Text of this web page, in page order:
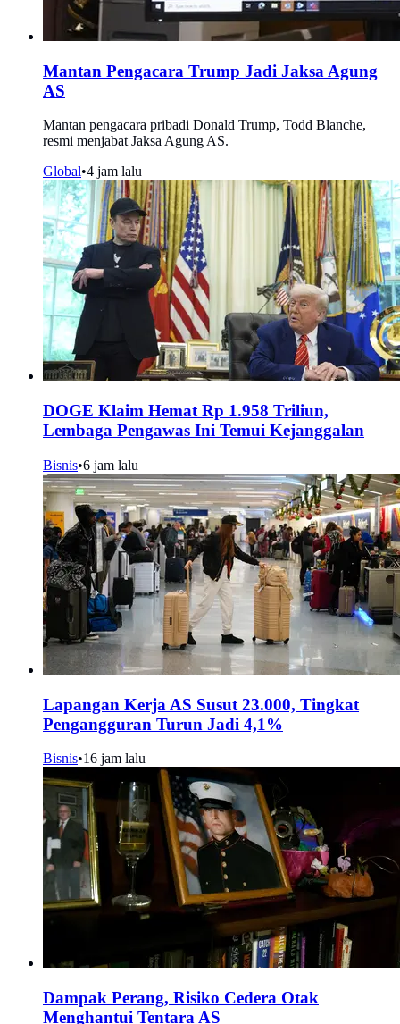
Mantan Pengacara Trump Jadi Jaksa Agung
AS
Mantan pengacara pribadi Donald Trump, Todd Blanche,
resmi menjabat Jaksa Agung AS.
Global•4 jam lalu
DOGE Klaim Hemat Rp 1.958 Triliun,
Lembaga Pengawas Ini Temui Kejanggalan
Bisnis•6 jam lalu
Lapangan Kerja AS Susut 23.000, Tingkat
Pengangguran Turun Jadi 4,1%
Bisnis•16 jam lalu
Dampak Perang, Risiko Cedera Otak
Menghantui Tentara AS